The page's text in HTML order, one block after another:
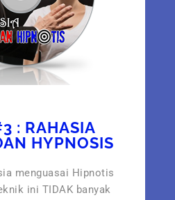
: RAHASIA
HYPNOSIS
menguasai Hipnotis
ini TIDAK banyak